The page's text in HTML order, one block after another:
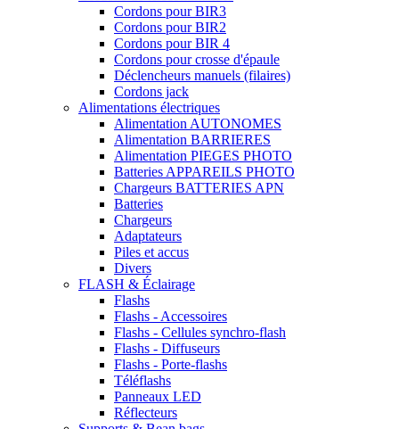
Cordons pour BIR3
Cordons pour BIR2
Cordons pour BIR 4
Cordons pour crosse d'épaule
Déclencheurs manuels (filaires)
Cordons jack
Alimentations électriques
Alimentation AUTONOMES
Alimentation BARRIERES
Alimentation PIEGES PHOTO
Batteries APPAREILS PHOTO
Chargeurs BATTERIES APN
Batteries
Chargeurs
Adaptateurs
Piles et accus
Divers
FLASH & Éclairage
Flashs
Flashs - Accessoires
Flashs - Cellules synchro-flash
Flashs - Diffuseurs
Flashs - Porte-flashs
Téléflashs
Panneaux LED
Réflecteurs